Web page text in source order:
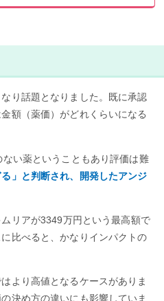
り話題となりました。既に承認
額（薬価）がどれくらいになる
い薬ということもあり評価は難
」と判断され、開発したアンジ
リアが3349万円という最高額で
比べると、かなりインパクトの
より高値となるケースがありま
決め方の違いにも影響していま